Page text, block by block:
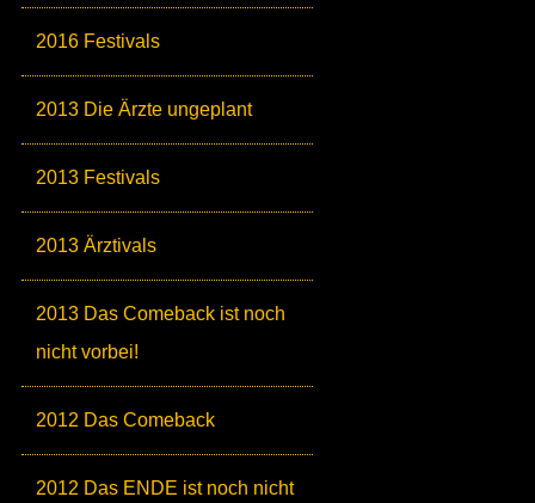
2016 Festivals
2013 Die Ärzte ungeplant
2013 Festivals
2013 Ärztivals
2013 Das Comeback ist noch
nicht vorbei!
2012 Das Comeback
2012 Das ENDE ist noch nicht